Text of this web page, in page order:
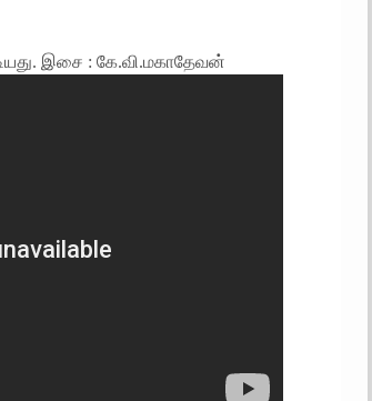
இசை : கே.வி.மகாதேவன்